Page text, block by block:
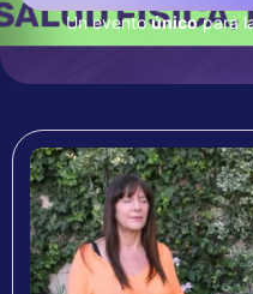
Un eventoúnicopara